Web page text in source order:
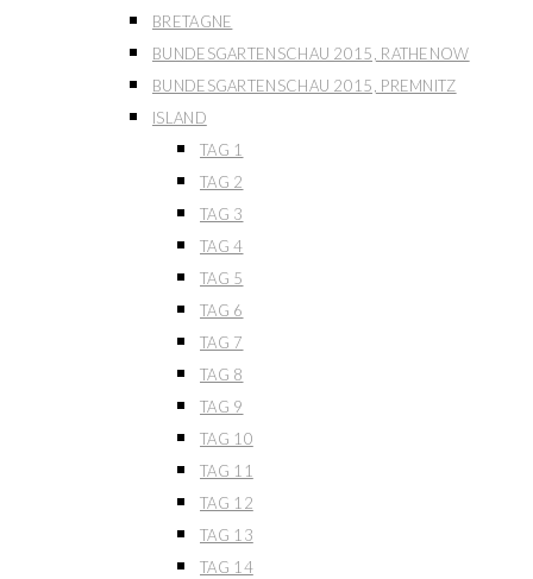
BRETAGNE
BUNDESGARTENSCHAU 2015, RATHENOW
BUNDESGARTENSCHAU 2015, PREMNITZ
ISLAND
TAG 1
TAG 2
TAG 3
TAG 4
TAG 5
TAG 6
TAG 7
TAG 8
TAG 9
TAG 10
TAG 11
TAG 12
TAG 13
TAG 14